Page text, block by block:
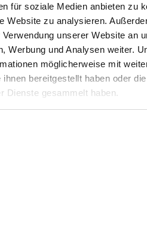
für soziale Medien anbieten zu
Website zu analysieren.
unserer Website an
Werbung und Analysen weiter.
möglicherweise mit
bereitgestellt haben oder
Dienste gesammelt haben.